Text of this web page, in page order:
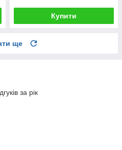
Купити
ще
за рік